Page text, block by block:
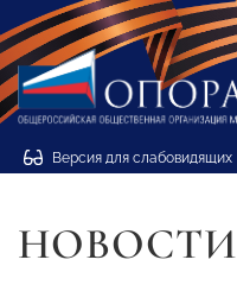
Версия для слабовидящих
НОВОСТИ